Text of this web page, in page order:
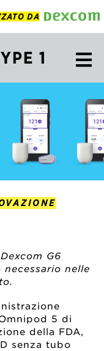
DA
G6
necessario nelle
5 di
della FDA,
senza tubo